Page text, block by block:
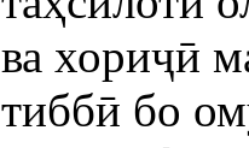
ва хориҷӣ
тиббӣ бо